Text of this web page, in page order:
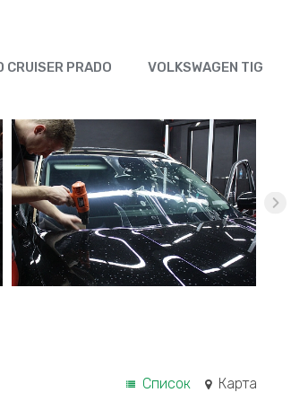
CRUISER PRADO VOLKSWAGEN TIGUAN
Список Карта